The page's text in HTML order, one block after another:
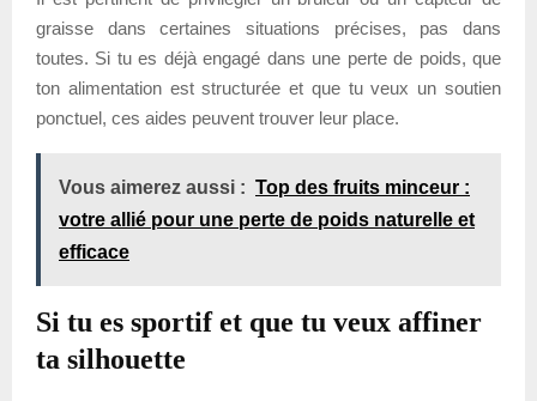
graisse dans certaines situations précises, pas dans
toutes. Si tu es déjà engagé dans une perte de poids, que
ton alimentation est structurée et que tu veux un soutien
ponctuel, ces aides peuvent trouver leur place.
Vous aimerez aussi : Top des fruits minceur :
votre allié pour une perte de poids naturelle et
efficace
Si tu es sportif et que tu veux affiner
ta silhouette